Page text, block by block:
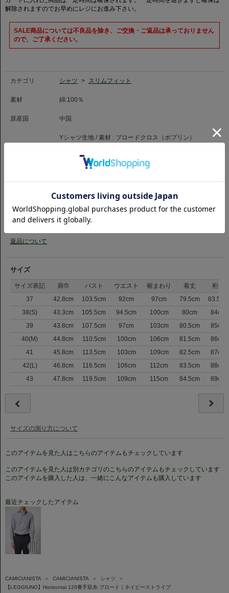
地メーカーの中でもトップクラスのクオリティを誇ります。
ジュアリースポーツの市場でも活躍するイタリアを代表するシャツ地メーカ
ーです。
解除されますのでお早めにレジにお進み下さい。
SALE商品については不良品を除き、ご交換・ご返品は承っておりません
ので、ご了承ください。
カテゴリ シャツ > スリムフィット
素材 綿:100％
原産国 中国
Yシャツ生地 / 素材 : ブロードクロス（ポプリン）
シャツ生地 :
シャツ柄 : ストライプ
カフス : シングル
1059324306000
品番
SLM-CHN-HZ-LEO-0289-NVST
返品について
サイズ
サイズ表記 肩巾 バスト ウエスト 裾まわり 着丈
裄丈
37
42.8cm 103.5cm 92cm 97cm 79.5cm
83.5cm
38(S)
43.3cm 105.5cm 94.5cm 100cm 80cm
84cm
39
43.8cm 107.5cm 97cm 103cm 80.5cm
85cm
40(M)
44.8cm 110.5cm 100cm 106cm 81.5cm
86cm
41
45.8cm 113.5cm 103cm 109cm 82.5cm
87cm
42(L)
46.8cm 116.5cm 106cm 112cm 83.5cm
88cm
43
47.8cm 119.5cm 109cm 115cm 84.5cm 89cm
サイズの測り方について
このアイテムを見た人はこちらのアイテムもチェックしています
このアイテムを見た人は別カテゴリのこちらのアイテムもチェックしています
このアイテムを購入した人は、一緒にこんなアイテムも購入しています
最近チェックしたアイテム
CAMICIANISTA ＞ CAMICIANISTA ＞ シャツ ＞
【LEGGIUNO】Horizontal 120番手双糸 ブロード｜ネイビーストライプ